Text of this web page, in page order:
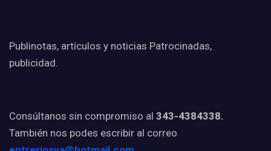
Publinotas, artículos y noticias Patrocinadas,
publicidad.
Consúltanos sin compromiso al 343-4384338.
También nos podes escribir al correo